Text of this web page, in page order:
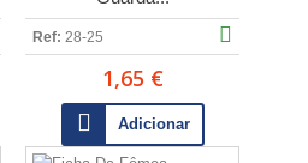
Ref: 28-25
1,65 €
Adicionar